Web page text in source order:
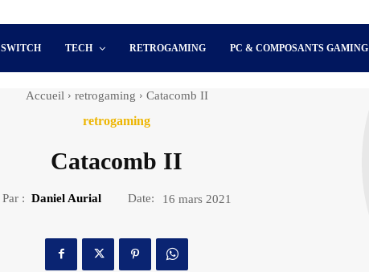
SWITCH TECH RETROGAMING PC & COMPOSANTS GAMING
Accueil retrogaming Catacomb II
retrogaming
Catacomb II
Par : Daniel Aurial Date: 16 mars 2021